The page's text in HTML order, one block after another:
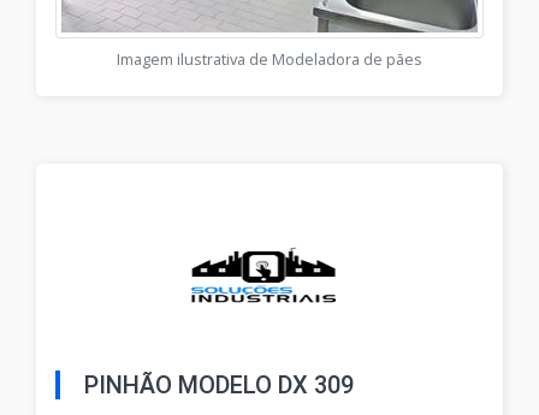
Imagem ilustrativa de Modeladora de pães
PINHÃO MODELO DX 309